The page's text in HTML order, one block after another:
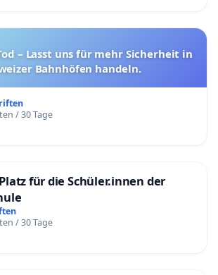
– Lasst uns für mehr Sicherheit in
Bahnhöfen handeln.
/ 30 Tage
für die Schüler.innen der
/ 30 Tage